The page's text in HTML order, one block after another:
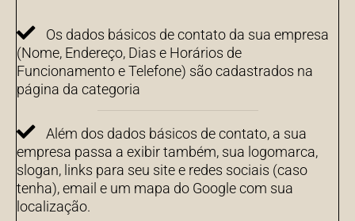
Os dados básicos de contato da sua empresa
(Nome, Endereço, Dias e Horários de
Funcionamento e Telefone) são cadastrados na
página da categoria
Além dos dados básicos de contato, a sua
empresa passa a exibir também, sua logomarca,
slogan, links para seu site e redes sociais (caso
tenha), email e um mapa do Google com sua
localização.